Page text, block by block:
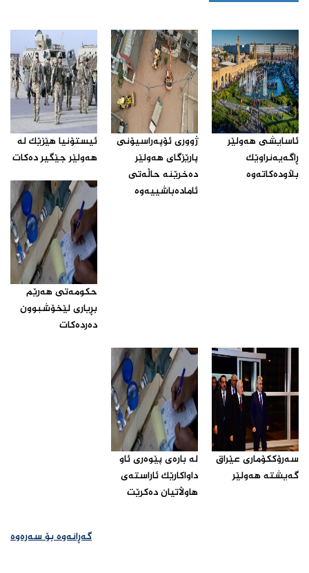
ئاسایشی هەولێر
ڕاگه‌یه‌نراوێك
بڵاوده‌كاته‌وه‌‌
ژووری ئۆپه‌راسیۆنی
پارێزگای هه‌ولێر
ده‌خرێنه‌ حاڵه‌تی
ئاماده‌باشییه‌وه‌‌
ئیستۆنیا هێزێک لە
هەولێر جێگیر دەکات‌
حكومه‌تی هه‌رێم
بڕیاری لێخۆشبوون
ده‌رده‌كات‌
سەرۆککۆماری عێراق
گەیشتە هەولێر‌
له‌ باره‌ی پێوه‌ری ئاو
داواكارێك ئاراسته‌ی
هاوڵاتیان ده‌كرێت‌
گەڕانەوە بۆ سەرەوە